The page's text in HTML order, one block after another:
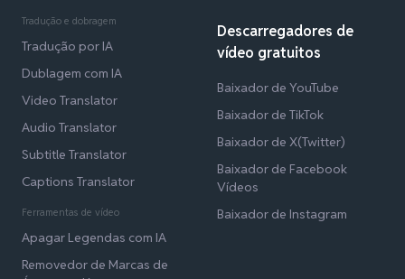
Tradução e dobragem
Tradução por IA
Dublagem com IA
Video Translator
Audio Translator
Subtitle Translator
Captions Translator
Ferramentas de vídeo
Apagar Legendas com IA
Removedor de Marcas de
Descarregadores de
vídeo gratuitos
Baixador de YouTube
Baixador de TikTok
Baixador de X(Twitter)
Baixador de Facebook
Vídeos
Baixador de Instagram